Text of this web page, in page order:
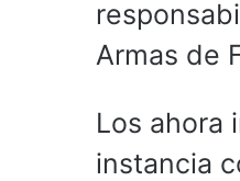
Armas de
Los ahora
instancia